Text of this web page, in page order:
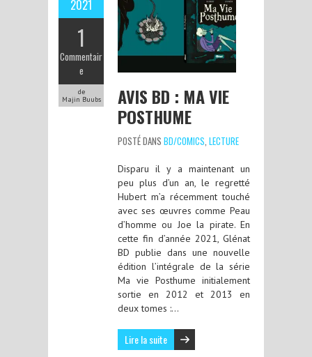
2021
1
Commentair
e
de
Majin Buubs
AVIS BD : MA VIE
POSTHUME
POSTÉ DANS BD/COMICS LECTURE
Disparu il y a maintenant un
peu plus d’un an, le regretté
Hubert m’a récemment touché
avec ses œuvres comme Peau
d’homme ou Joe la pirate. En
cette fin d’année 2021, Glénat
BD publie dans une nouvelle
édition l’intégrale de la série
Ma vie Posthume initialement
sortie en 2012 et 2013 en
deux tomes :…
Lire la suite